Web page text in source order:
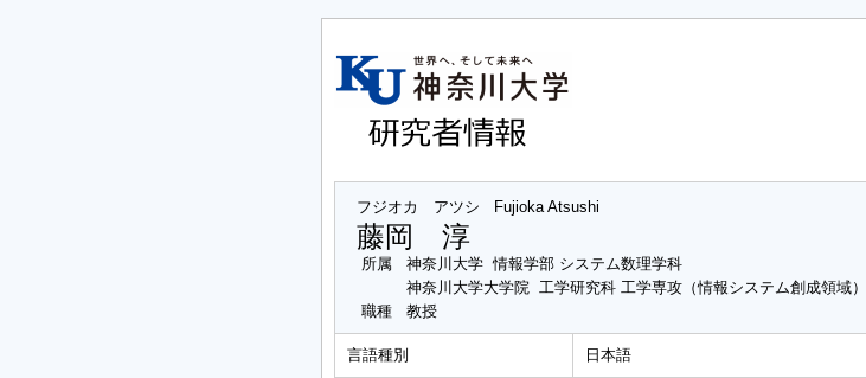
フジオカ アツシ Fujioka Atsushi
藤岡 淳
所属
神奈川大学 情報学部 システム数理学科
神奈川大学大学院 工学研究科 工学専攻（情報システム創成領域）
職種
教授
言語種別 日本語